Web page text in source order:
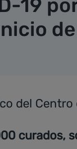
19
del
curados,